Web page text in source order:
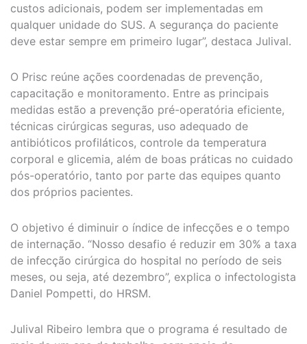
custos adicionais, podem ser implementadas em
qualquer unidade do SUS. A segurança do paciente
deve estar sempre em primeiro lugar”, destaca Julival.
O Prisc reúne ações coordenadas de prevenção,
capacitação e monitoramento. Entre as principais
medidas estão a prevenção pré-operatória eficiente,
técnicas cirúrgicas seguras, uso adequado de
antibióticos profiláticos, controle da temperatura
corporal e glicemia, além de boas práticas no cuidado
pós-operatório, tanto por parte das equipes quanto
dos próprios pacientes.
O objetivo é diminuir o índice de infecções e o tempo
de internação. “Nosso desafio é reduzir em 30% a taxa
de infecção cirúrgica do hospital no período de seis
meses, ou seja, até dezembro”, explica o infectologista
Daniel Pompetti, do HRSM.
Julival Ribeiro lembra que o programa é resultado de